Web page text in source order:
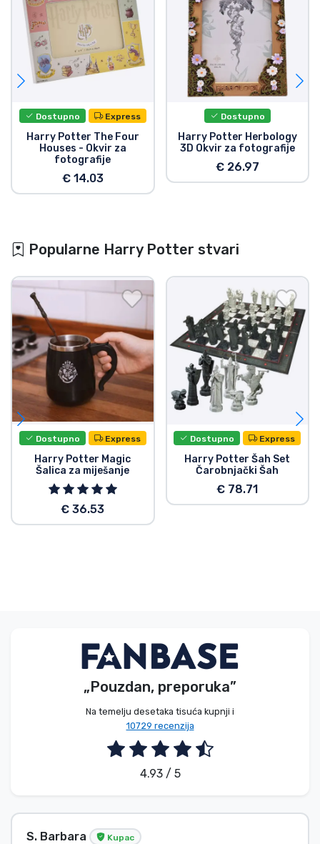
Dostupno Express
Harry Potter The Four
Houses - Okvir za
fotografije
€ 14.03
Dostupno
Harry Potter Herbology
3D Okvir za fotografije
€ 26.97
Popularne Harry Potter stvari
Dostupno Express
Harry Potter Magic
Šalica za miješanje
€ 36.53
Dostupno Express
Harry Potter Šah Set
Čarobnjački Šah
€ 78.71
„Pouzdan, preporuka”
Na temelju desetaka tisuća kupnji i
10729 recenzija
4.93 / 5
S. Barbara Kupac